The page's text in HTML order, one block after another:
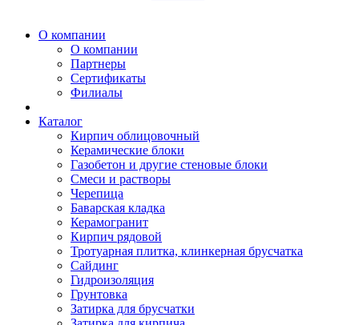
О компании
О компании
Партнеры
Сертификаты
Филиалы
Каталог
Кирпич облицовочный
Керамические блоки
Газобетон и другие стеновые блоки
Смеси и растворы
Черепица
Баварская кладка
Керамогранит
Кирпич рядовой
Тротуарная плитка, клинкерная брусчатка
Сайдинг
Гидроизоляция
Грунтовка
Затирка для брусчатки